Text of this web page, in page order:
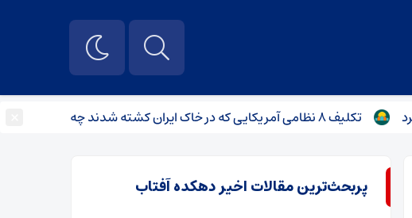
تکلیف ۸ نظامی آمریکایی که در خاک ایران کشته شدند چه شد؟
پربحث‌ترین مقالات اخیر دهکده آفتاب